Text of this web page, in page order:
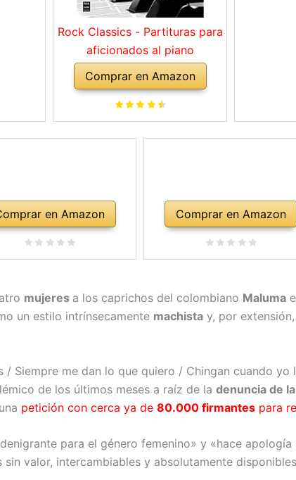
Rock Classics - Partituras para
aficionados al piano
Comprar en Amazon
en Amazon Comprar en Amazon
mujeres a los caprichos del colombiano Maluma
un estilo intrínsecamente machista y, por
/ Siempre me dan lo que quiero / Chingan cuando
de los últimos meses a raíz de la denuncia de
petición con cerca ya de 80.000 firmantes para
para el género femenino» y «hace apología
valor, intercambiables y absolutamente